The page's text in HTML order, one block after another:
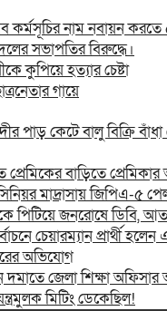
কর্মসূচির নাম নবায়ন করতে
সভাপতির বিরুদ্ধে।
কুপিয়ে হত্যার চেষ্টা
গায়ে
পাড় কেটে বালু বিক্রি
প্রেমিকের বাড়িতে প্রেমিকার
মাদ্রাসায় জিপিএ-৫
পিটিয়ে জনরোষে ডিবি,
চেয়ারম্যান প্রার্থী
অভিযোগ
জেলা শিক্ষা
মিটিং ডেকেছিল!